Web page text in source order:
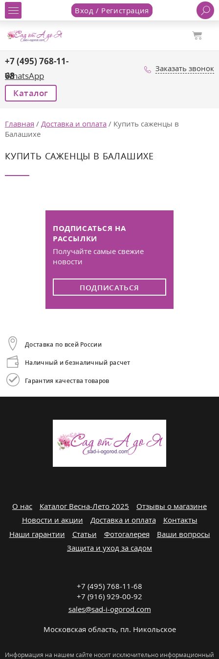
Вход / Регистрация
+7 (495) 768-11-
68
WhatsApp
Заказать звонок
Каталог
Главная / Доставка и оплата / Купить саженцы в
Балашихе
КУПИТЬ САЖЕНЦЫ В БАЛАШИХЕ
ПОДПИСАТЬСЯ НА
РАССЫЛКИ
Получайте самые свежие
новости
ПОДПИСАТЬСЯ
Доставка по всей России
Наличный и безналичный расчет
Гарантия качества товаров
О нас Каталог Весна-Лето 2025
Отзывы о магазине
Новости и акции
Доставка и оплата
Контакты
Наши гарантии
Статьи Фотогалерея
Ваши вопросы
Защита и уход за садом
+7 (495) 768-11-68
+7 (916) 929-00-92
sales@sad-i-ogorod.com
Московская область, пл. Никольcкое
Информация на нашем сайте носит исключительно информационный